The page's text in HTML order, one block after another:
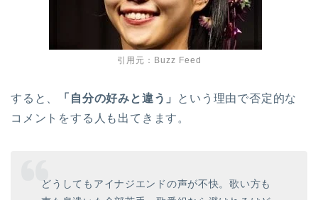
引用元：Buzz Feed
すると、 「自分の好みと違う」
という理由で否定的な
コメントをする人も出てきます。
どうしてもアイナジエンドの声が不快。歌い方も